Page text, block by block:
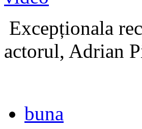
Excepționala
actorul, Adrian
buna